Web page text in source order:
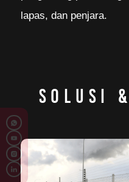
lapas, dan penjara.
SOLUSI